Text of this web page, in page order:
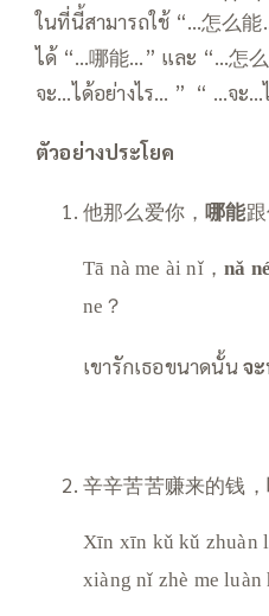
ในที่นี้สามารถใช้ “…怎么
ได้ “…哪能…” และ “…怎
จะ…ได้อย่างไร… ” “ …จะ…
ตัวอย่างประโยค
他那么爱你，哪能
Tā nà me ài nǐ， nǎ
ne？
เขารักเธอขนาดนั้น จะ
辛辛苦苦赚来的钱，
Xīn xīn kǔ kǔ zhuàn
xiàng nǐ zhè me luàn